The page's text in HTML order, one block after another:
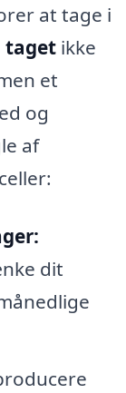
at tage i
taget ikke
et
og
af
dit